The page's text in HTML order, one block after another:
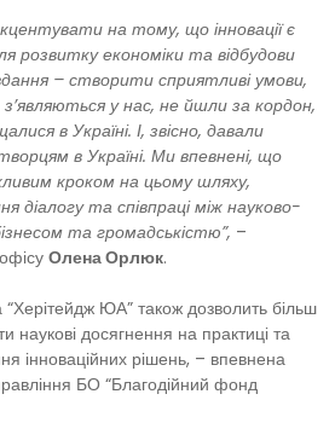
на тому, що інновації є
розвитку економіки та відбудови
– створити сприятливі умови,
з’являються у нас, не йшли за кордон,
в Україні. І, звісно, давали
в Україні. Ми впевнені, що
кроком на цьому шляху,
діалогу та співпраці між науково-
та громадськістю”, –
Олена Орлюк.
“Херітейдж ЮА” також дозволить більш
наукові досягнення на практиці та
інноваційних рішень, – впевнена
БО “Благодійний фонд